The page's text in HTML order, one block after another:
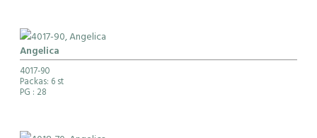
Angelica
4017-90
Packas: 6 st
PG : 28